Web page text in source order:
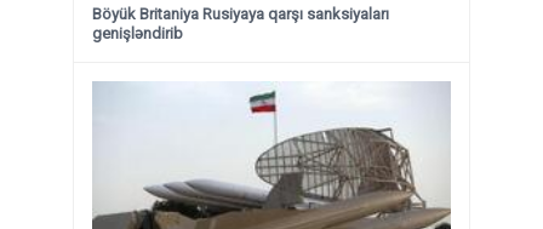
Böyük Britaniya Rusiyaya qarşı sanksiyaları
genişləndirib